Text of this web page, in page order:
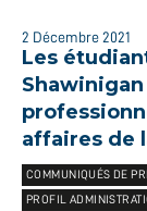
2 Décembre 2021
Les
affaires de
COMMUNIQUÉS DE
PROFIL